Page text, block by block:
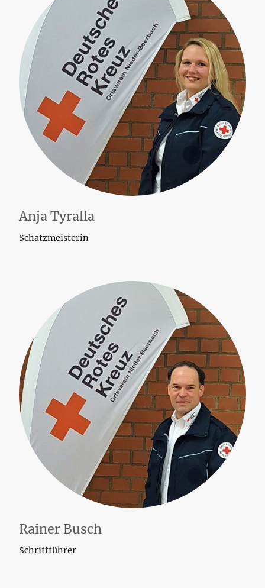
Anja Tyralla
Schatzmeisterin
Rainer Busch
Schriftführer